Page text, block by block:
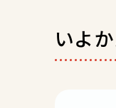
いよ